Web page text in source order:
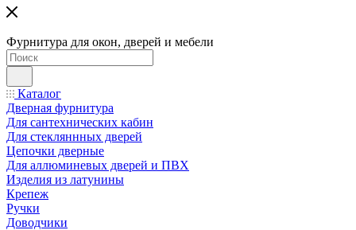
Фурнитура для окон, дверей и мебели
Каталог
Дверная фурнитура
Для сантехнических кабин
Для стекляннных дверей
Цепочки дверные
Для аллюминевых дверей и ПВХ
Изделия из латунины
Крепеж
Ручки
Доводчики